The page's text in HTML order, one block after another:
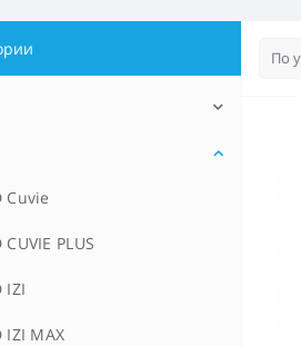
E-Stick Premium Plus на
E-Stick WIDE на 600 затяжек
Cuvie
CUVIE PLUS
IZI
IZI MAX